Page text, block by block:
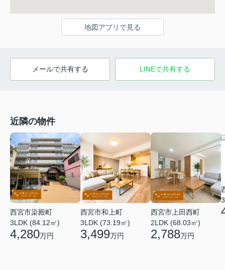
地図アプリで見る
メールで共有する LINEで共有する
近隣の物件
西宮市染殿町
3LDK (84.12㎡)
4,280万円
西宮市和上町
3LDK (73.19㎡)
3,499万円
西宮市上田西町
2LDK (68.03㎡)
2,788万円